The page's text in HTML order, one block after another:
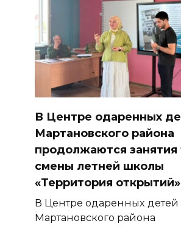
В Центре одаренных
Мартановского района
продолжаются занятия
смены летней школы
«Территория открытий»
В Центре одаренных детей
Мартановского района